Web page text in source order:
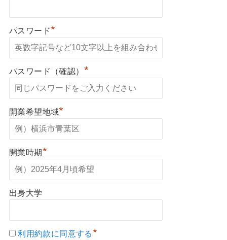
パスワード*
パスワード（確認） *
開業希望地域*
開業時期*
出身大学
利用約款に同意する*